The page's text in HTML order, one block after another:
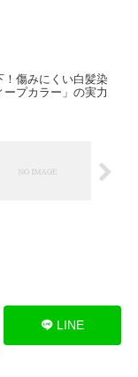
！傷みにくい白髪染
プカラー」の実力
LINE